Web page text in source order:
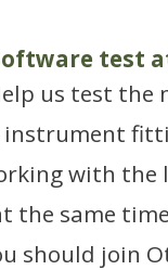
test
us test
with the
the same
should join